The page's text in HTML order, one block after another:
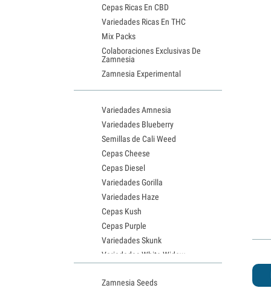
Cepas Ricas En CBD
Variedades Ricas En THC
Mix Packs
Colaboraciones Exclusivas De
Zamnesia
Zamnesia Experimental
Variedades Amnesia
Variedades Blueberry
Semillas de Cali Weed
Cepas Cheese
Cepas Diesel
Variedades Gorilla
Variedades Haze
Cepas Kush
Cepas Purple
Variedades Skunk
Variedades White Widow
Semillas de Granddaddy Purple
Zamnesia Seeds